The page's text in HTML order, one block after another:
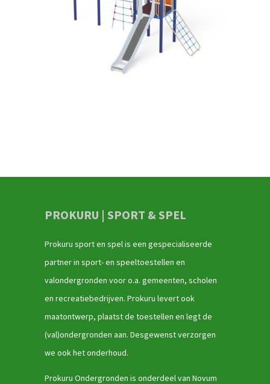
PROKURU | SPORT & SPEL
Prokuru sport en spel is een gespecialiseerde
partner in sport- en speeltoestellen en
valondergronden voor o.a. gemeenten, scholen
en recreatiebedrijven. Prokuru levert ook
maatontwerp, plaatst de toestellen en legt de
(val)ondergronden aan. Desgewenst verzorgen
we ook het onderhoud.
Prokuru Ondergronden is onderdeel van Novum